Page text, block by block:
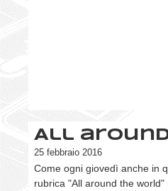
All
25 febbraio 2016
Come ogni giovedì anche in
rubrica "All around the